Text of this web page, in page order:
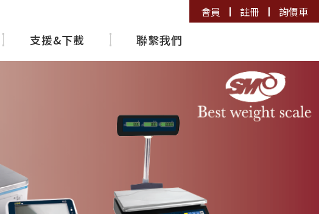
會員 註冊 詢價車
支援&下載 聯繫我們